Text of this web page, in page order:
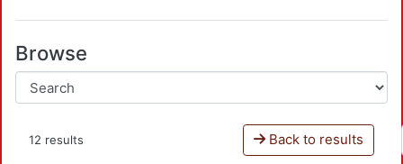
Browse
12 results Back to results